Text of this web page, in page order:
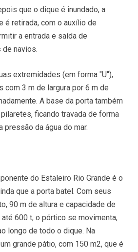
que o dique é inundado, a
é retirada, com o auxílio de
a entrada e saída de
navios.
extremidades (em forma "U"),
com 3 m de largura por 6 m de
A base da porta também
ficando travada de forma
pressão da água do mar.
do Estaleiro Rio Grande é o
que a porta batel. Com seus
90 m de altura e capacidade de
600 t, o pórtico se movimenta,
longo de todo o dique. Na
grande pátio, com 150 m2, que é